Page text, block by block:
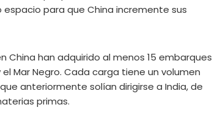
para que China incremente sus
China han adquirido al menos 15 embarques
Mar Negro. Cada carga tiene un volumen
anteriormente solían dirigirse a India, de
primas.